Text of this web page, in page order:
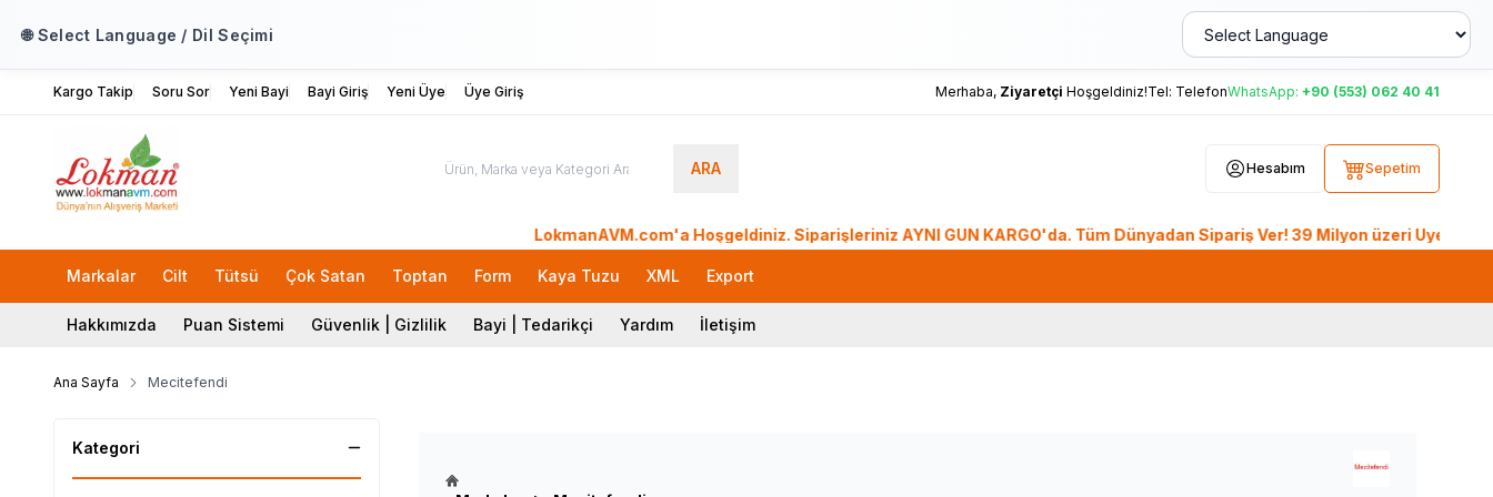
🌐 Select Language / Dil Seçimi
Kargo Takip Soru Sor Yeni Bayi Bayi Giriş Yeni Üye Üye Giriş Merhaba, Ziyaretçi Hoşgeldiniz!Tel: TelefonWhatsApp: +90 (553) 062 40 41
ARA Hesabım Sepetim
LokmanAVM.com'a Hoşgeldiniz. Siparişleriniz AYNI GÜN KARGO'da. Tüm Dünyadan Sipariş Ver! 39 Milyon üzeri Üye, 26.
Markalar Cilt Tütsü Çok Satan Toptan Form Kaya Tuzu XML Export
Hakkımızda Puan Sistemi Güvenlik | Gizlilik Bayi | Tedarikçi Yardım İletişim
Ana Sayfa Mecitefendi
Kategori